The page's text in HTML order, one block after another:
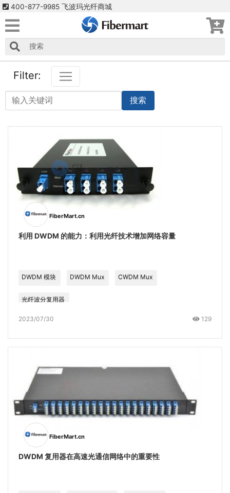
400-877-9985 飞波玛光纤商城
Filter:
搜索
FiberMart.cn
利用 DWDM 的能力：利用光纤技术增加网络容量
DWDM 模块 DWDM Mux CWDM Mux
光纤波分复用器
2023/07/30 129
FiberMart.cn
DWDM 复用器在高速光通信网络中的重要性